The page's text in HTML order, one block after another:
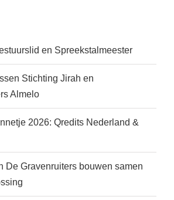
en Spreekstalmeester
Stichting Jirah en
Almelo
2026: Qredits Nederland &
De Gravenruiters bouwen samen